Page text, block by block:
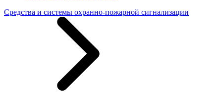
Средства и системы охранно-пожарной сигнализации